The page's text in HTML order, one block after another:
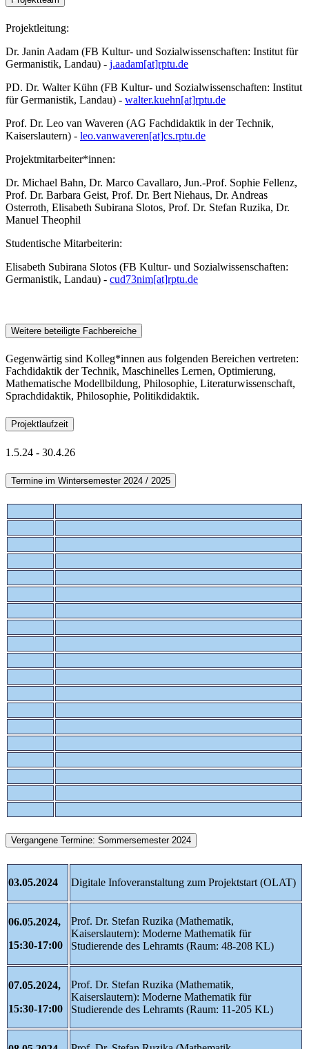
Projektleitung:
Dr. Janin Aadam (FB Kultur- und Sozialwissenschaften: Institut für
Germanistik, Landau) - j.aadam[at]rptu.de
PD. Dr. Walter Kühn (FB Kultur- und Sozialwissenschaften: Institut
für Germanistik, Landau) - walter.kuehn[at]rptu.de
Prof. Dr. Leo van Waveren (AG Fachdidaktik in der Technik,
Kaiserslautern) - leo.vanwaveren[at]cs.rptu.de
Projektmitarbeiter*innen:
Dr. Michael Bahn, Dr. Marco Cavallaro, Jun.-Prof. Sophie Fellenz,
Prof. Dr. Barbara Geist, Prof. Dr. Bert Niehaus, Dr. Andreas
Osterroth, Elisabeth Subirana Slotos, Prof. Dr. Stefan Ruzika, Dr.
Manuel Theophil
Studentische Mitarbeiterin:
Elisabeth Subirana Slotos (FB Kultur- und Sozialwissenschaften:
Germanistik, Landau) - cud73nim[at]rptu.de
Weitere beteiligte Fachbereiche
Gegenwärtig sind Kolleg*innen aus folgenden Bereichen vertreten:
Fachdidaktik der Technik, Maschinelles Lernen, Optimierung,
Mathematische Modellbildung, Philosophie, Literaturwissenschaft,
Sprachdidaktik, Philosophie, Politikdidaktik.
Projektlaufzeit
1.5.24 - 30.4.26
Termine im Wintersemester 2024 / 2025
Vergangene Termine: Sommersemester 2024
03.05.2024 Digitale Infoveranstaltung zum Projektstart (OLAT)
06.05.2024,
15:30-17:00
Prof. Dr. Stefan Ruzika (Mathematik,
Kaiserslautern): Moderne Mathematik für
Studierende des Lehramts (Raum: 48-208 KL)
07.05.2024,
15:30-17:00
Prof. Dr. Stefan Ruzika (Mathematik,
Kaiserslautern): Moderne Mathematik für
Studierende des Lehramts (Raum: 11-205 KL)